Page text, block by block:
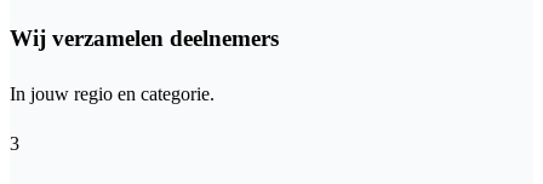
Wij verzamelen deelnemers
In jouw regio en categorie.
3